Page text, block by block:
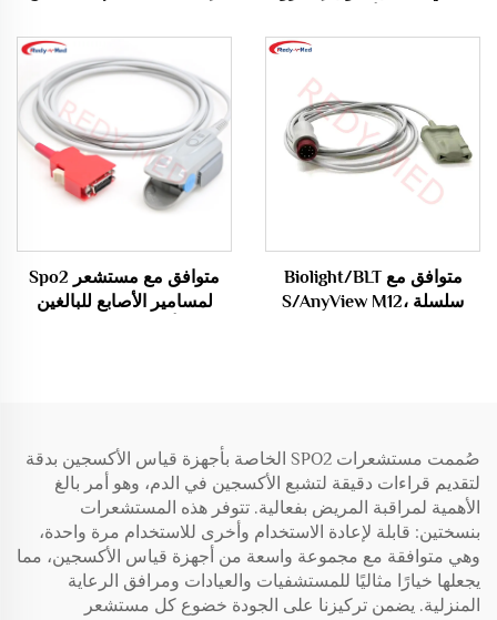
Comen والمطلوب بشدة
متوافق مع Biolight/BLT
سلسلة S/AnyView M12،
متوافق مع مستشعر Spo2
لمسامير الأصابع للبالغين
صُممت مستشعرات SPO2 الخاصة بأجهزة قياس الأكسجين بدقة
لتقديم قراءات دقيقة لتشبع الأكسجين في الدم، وهو أمر بالغ
الأهمية لمراقبة المريض بفعالية. تتوفر هذه المستشعرات
بنسختين: قابلة لإعادة الاستخدام وأخرى للاستخدام مرة واحدة،
وهي متوافقة مع مجموعة واسعة من أجهزة قياس الأكسجين، مما
يجعلها خيارًا مثاليًا للمستشفيات والعيادات ومرافق الرعاية
المنزلية. يضمن تركيزنا على الجودة خضوع كل مستشعر